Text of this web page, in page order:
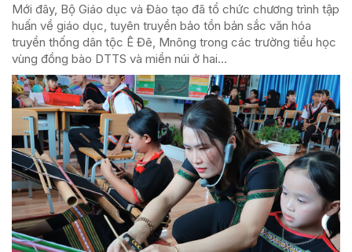
Mới đây, Bộ Giáo dục và Đào tạo đã tổ chức chương trình tập
huấn về giáo dục, tuyên truyền bảo tồn bản sắc văn hóa
truyền thống dân tộc Ê Đê, Mnông trong các trường tiểu học
vùng đồng bào DTTS và miền núi ở hai...